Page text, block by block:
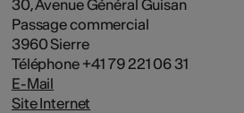
30, Avenue Général Guisan
Passage commercial
3960 Sierre
Téléphone +41 79 221 06 31
E-Mail
Site Internet